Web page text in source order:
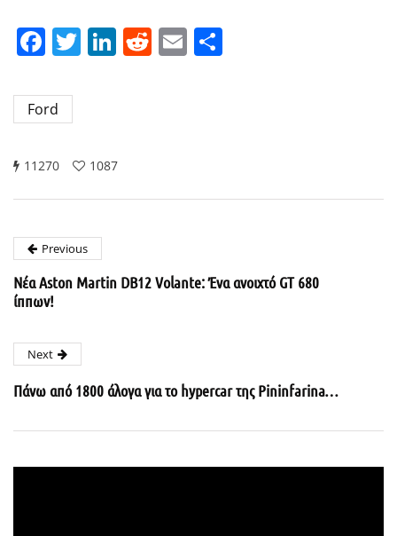
Facebook
Twitter
LinkedIn
Reddit
Email
Ford
11270 1087
Previous
Νέα Aston Martin DB12 Volante: Ένα ανοιχτό GT 680
ίππων!
Next
Πάνω από 1800 άλογα για το hypercar της Pininfarina…